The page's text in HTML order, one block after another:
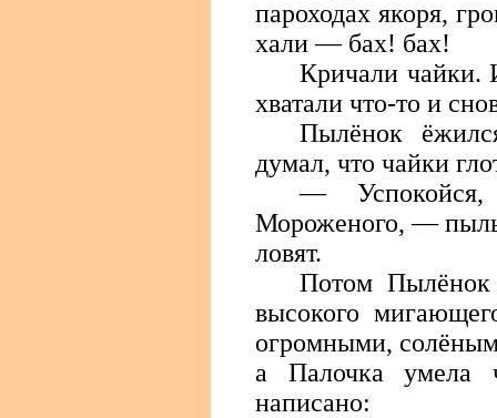
пароходах якоря,
хали — бах! бах!
Кричали чайки.
хватали что-то и
Пылёнок
думал, что чайки
—
Мороженого, —
ловят.
Потом
высокого
огромными,
а Палочка умела
написано: